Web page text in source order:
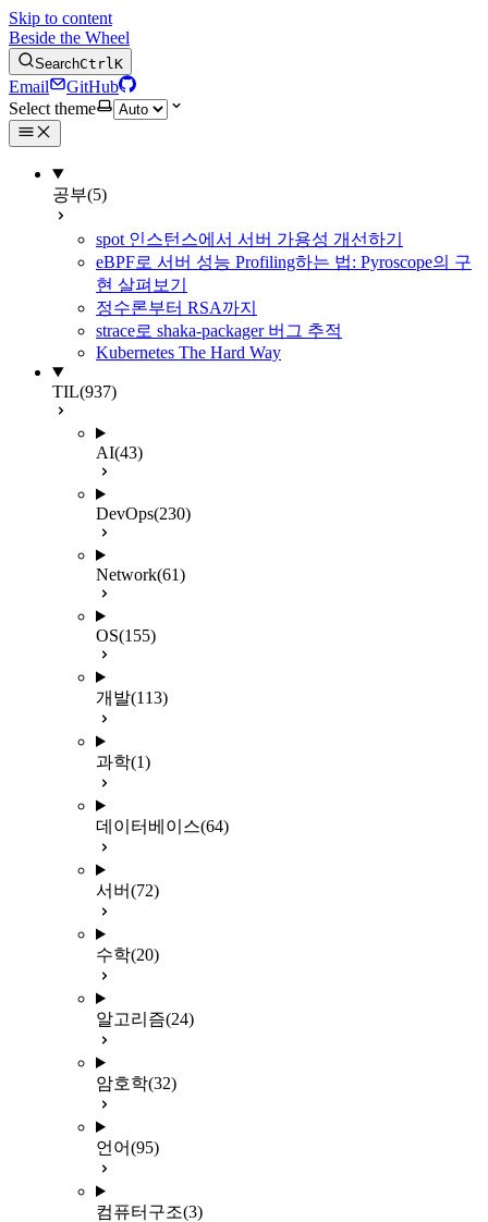
Skip to content
Beside the Wheel
SearchCtrlK
Email
GitHub
Select theme
공부(5)
spot 인스턴스에서 서버 가용성 개선하기
eBPF로 서버 성능 Profiling하는 법: Pyroscope의 구
현 살펴보기
정수론부터 RSA까지
strace로 shaka-packager 버그 추적
Kubernetes The Hard Way
TIL(937)
AI(43)
DevOps(230)
Network(61)
OS(155)
개발(113)
과학(1)
데이터베이스(64)
서버(72)
수학(20)
알고리즘(24)
암호학(32)
언어(95)
컴퓨터구조(3)